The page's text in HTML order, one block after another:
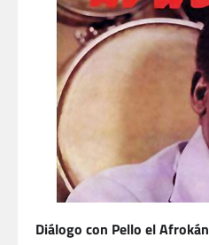
Diálogo con Pello el Afrokán